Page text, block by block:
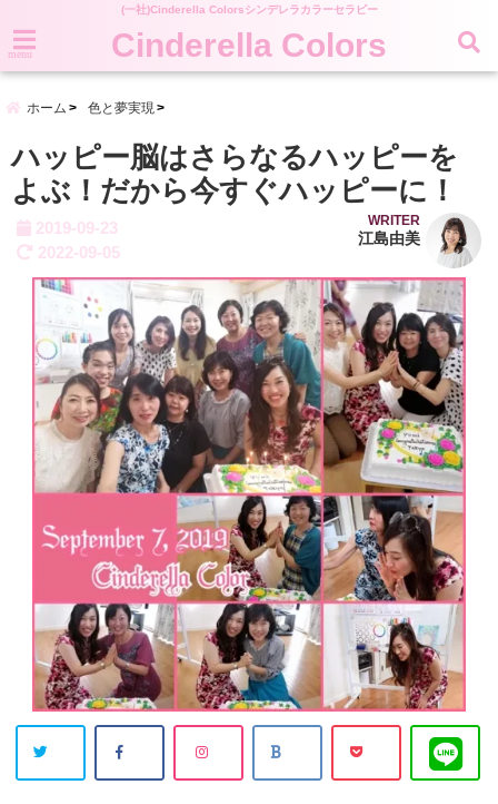
(一社)Cinderella Colorsシンデレラカラーセラピー
menu Cinderella Colors
ホーム 色と夢実現
ハッピー脳はさらなるハッピーを
よぶ！だから今すぐハッピーに！
2019-09-23
2022-09-05
WRITER
江島由美